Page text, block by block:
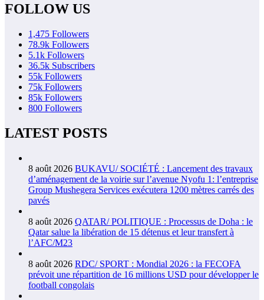
FOLLOW US
1,475 Followers
78.9k Followers
5.1k Followers
36.5k Subscribers
55k Followers
75k Followers
85k Followers
800 Followers
LATEST POSTS
8 août 2026 BUKAVU/ SOCIÉTÉ : Lancement des travaux
d’aménagement de la voirie sur l’avenue Nyofu 1: l’entreprise
Group Mushegera Services exécutera 1200 mètres carrés des
pavés
8 août 2026 QATAR/ POLITIQUE : Processus de Doha : le
Qatar salue la libération de 15 détenus et leur transfert à
l’AFC/M23
8 août 2026 RDC/ SPORT : Mondial 2026 : la FECOFA
prévoit une répartition de 16 millions USD pour développer le
football congolais